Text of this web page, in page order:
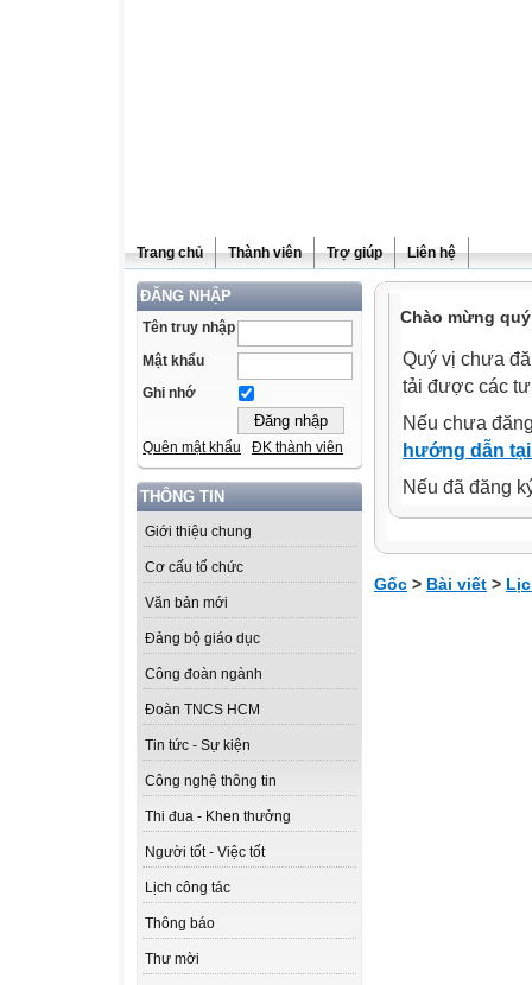
Trang chủ Thành viên Trợ giúp Liên hệ
ĐĂNG NHẬP
Tên truy nhập
Mật khẩu
Ghi nhớ
Quên mật khẩu ĐK thành viên
THÔNG TIN
Giới thiệu chung
Cơ cấu tổ chức
Văn bản mới
Đảng bộ giáo dục
Công đoàn ngành
Đoàn TNCS HCM
Tin tức - Sự kiện
Công nghệ thông tin
Thi đua - Khen thưởng
Người tốt - Việc tốt
Lịch công tác
Thông báo
Thư mời
Chào mừng
Quý vị chưa
tải được các
Nếu chưa
hướng dẫn
Nếu đã đăng
Gốc > Bài viết >